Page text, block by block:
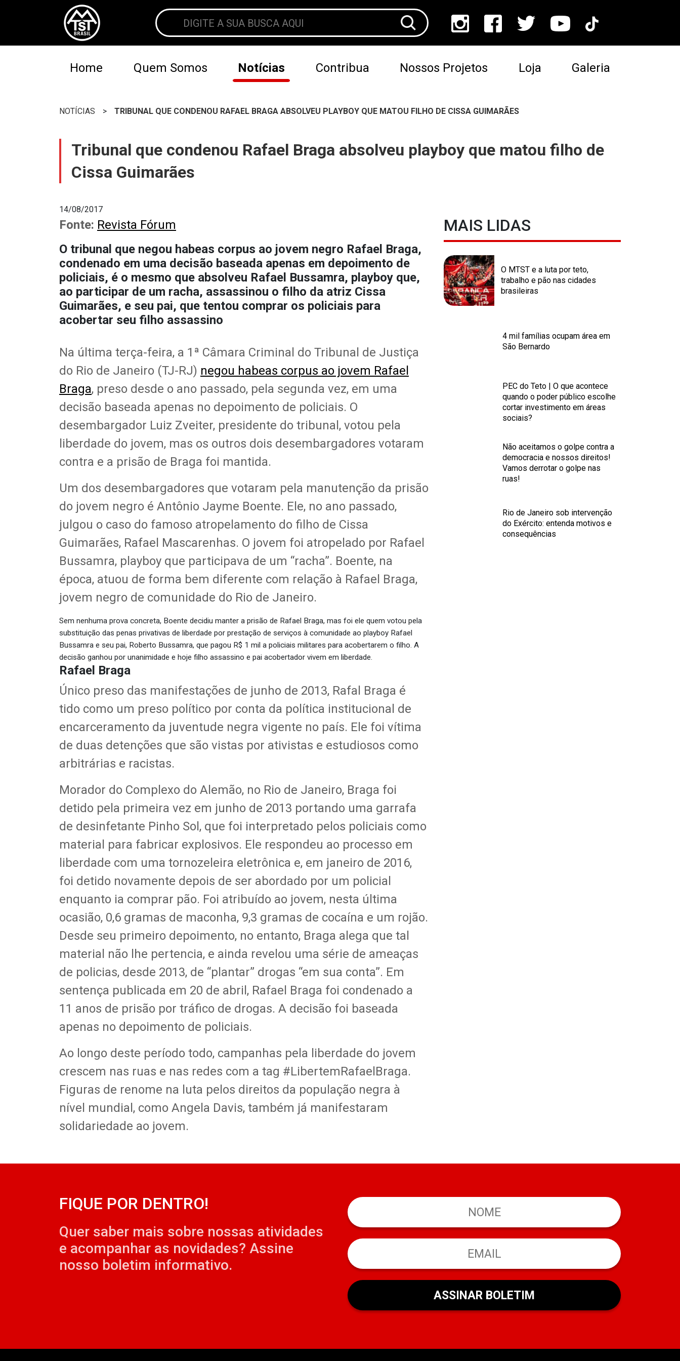
Home Quem Somos Notícias Contribua Nossos Projetos Loja Galeria
NOTÍCIAS > TRIBUNAL QUE CONDENOU RAFAEL BRAGA ABSOLVEU PLAYBOY QUE MATOU FILHO DE CISSA GUIMARÃES
Tribunal que condenou Rafael Braga absolveu playboy que matou filho de
Cissa Guimarães
14/08/2017
Fonte: Revista Fórum
O tribunal que negou habeas corpus ao jovem negro Rafael Braga,
condenado em uma decisão baseada apenas em depoimento de
policiais, é o mesmo que absolveu Rafael Bussamra, playboy que,
ao participar de um racha, assassinou o filho da atriz Cissa
Guimarães, e seu pai, que tentou comprar os policiais para
acobertar seu filho assassino
Na última terça-feira, a 1ª Câmara Criminal do Tribunal de Justiça
do Rio de Janeiro (TJ-RJ) negou habeas corpus ao jovem Rafael
Braga, preso desde o ano passado, pela segunda vez, em uma
decisão baseada apenas no depoimento de policiais. O
desembargador Luiz Zveiter, presidente do tribunal, votou pela
liberdade do jovem, mas os outros dois desembargadores votaram
contra e a prisão de Braga foi mantida.
Um dos desembargadores que votaram pela manutenção da prisão
do jovem negro é Antônio Jayme Boente. Ele, no ano passado,
julgou o caso do famoso atropelamento do filho de Cissa
Guimarães, Rafael Mascarenhas. O jovem foi atropelado por Rafael
Bussamra, playboy que participava de um “racha”. Boente, na
época, atuou de forma bem diferente com relação à Rafael Braga,
jovem negro de comunidade do Rio de Janeiro.
Sem nenhuma prova concreta, Boente decidiu manter a prisão de Rafael Braga, mas foi ele quem votou pela
substituição das penas privativas de liberdade por prestação de serviços à comunidade ao playboy Rafael
Bussamra e seu pai, Roberto Bussamra, que pagou R$ 1 mil a policiais militares para acobertarem o filho. A
decisão ganhou por unanimidade e hoje filho assassino e pai acobertador vivem em liberdade.
Rafael Braga
Único preso das manifestações de junho de 2013, Rafal Braga é
tido como um preso político por conta da política institucional de
encarceramento da juventude negra vigente no país. Ele foi vítima
de duas detenções que são vistas por ativistas e estudiosos como
arbitrárias e racistas.
Morador do Complexo do Alemão, no Rio de Janeiro, Braga foi
detido pela primeira vez em junho de 2013 portando uma garrafa
de desinfetante Pinho Sol, que foi interpretado pelos policiais como
material para fabricar explosivos. Ele respondeu ao processo em
liberdade com uma tornozeleira eletrônica e, em janeiro de 2016,
foi detido novamente depois de ser abordado por um policial
enquanto ia comprar pão. Foi atribuído ao jovem, nesta última
ocasião, 0,6 gramas de maconha, 9,3 gramas de cocaína e um rojão.
Desde seu primeiro depoimento, no entanto, Braga alega que tal
material não lhe pertencia, e ainda revelou uma série de ameaças
de policias, desde 2013, de “plantar” drogas “em sua conta”. Em
sentença publicada em 20 de abril, Rafael Braga foi condenado a
11 anos de prisão por tráfico de drogas. A decisão foi baseada
apenas no depoimento de policiais.
Ao longo deste período todo, campanhas pela liberdade do jovem
crescem nas ruas e nas redes com a tag #LibertemRafaelBraga.
Figuras de renome na luta pelos direitos da população negra à
nível mundial, como Angela Davis, também já manifestaram
solidariedade ao jovem.
MAIS LIDAS
O MTST e a luta por teto,
trabalho e pão nas cidades
brasileiras
4 mil famílias ocupam área em
São Bernardo
PEC do Teto | O que acontece
quando o poder público escolhe
cortar investimento em áreas
sociais?
Não aceitamos o golpe contra a
democracia e nossos direitos!
Vamos derrotar o golpe nas
ruas!
Rio de Janeiro sob intervenção
do Exército: entenda motivos e
consequências
FIQUE POR DENTRO!
Quer saber mais sobre nossas atividades
e acompanhar as novidades? Assine
nosso boletim informativo.